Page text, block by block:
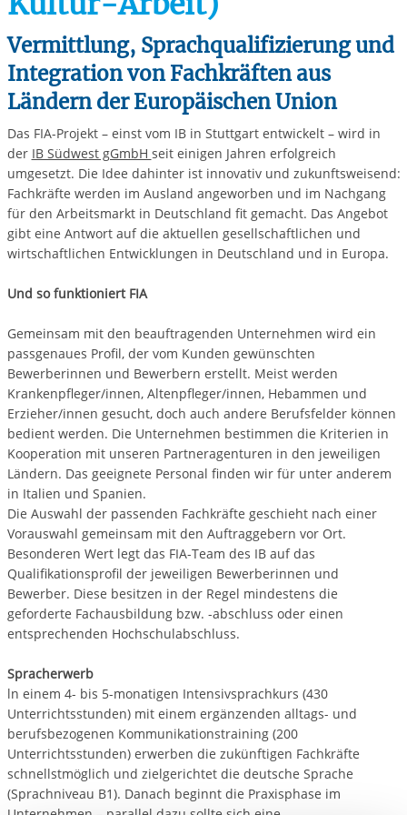
Vermittlung, Sprachqualifizierung und
Integration von Fachkräften aus
Ländern der Europäischen Union
Das FIA-Projekt – einst vom IB in Stuttgart entwickelt – wird in
der IB Südwest gGmbH seit einigen Jahren erfolgreich
umgesetzt. Die Idee dahinter ist innovativ und zukunftsweisend:
Fachkräfte werden im Ausland angeworben und im Nachgang
für den Arbeitsmarkt in Deutschland fit gemacht. Das Angebot
gibt eine Antwort auf die aktuellen gesellschaftlichen und
wirtschaftlichen Entwicklungen in Deutschland und in Europa.
Und so funktioniert FIA
Gemeinsam mit den beauftragenden Unternehmen wird ein
passgenaues Profil, der vom Kunden gewünschten
Bewerberinnen und Bewerbern erstellt. Meist werden
Krankenpfleger/innen, Altenpfleger/innen, Hebammen und
Erzieher/innen gesucht, doch auch andere Berufsfelder können
bedient werden. Die Unternehmen bestimmen die Kriterien in
Kooperation mit unseren Partneragenturen in den jeweiligen
Ländern. Das geeignete Personal finden wir für unter anderem
in Italien und Spanien.
Die Auswahl der passenden Fachkräfte geschieht nach einer
Vorauswahl gemeinsam mit den Auftraggebern vor Ort.
Besonderen Wert legt das FIA-Team des IB auf das
Qualifikationsprofil der jeweiligen Bewerberinnen und
Bewerber. Diese besitzen in der Regel mindestens die
geforderte Fachausbildung bzw. -abschluss oder einen
entsprechenden Hochschulabschluss.
Spracherwerb
ln einem 4- bis 5-monatigen Intensivsprachkurs (430
Unterrichtsstunden) mit einem ergänzenden alltags- und
berufsbezogenen Kommunikationstraining (200
Unterrichtsstunden) erwerben die zukünftigen Fachkräfte
schnellstmöglich und zielgerichtet die deutsche Sprache
(Sprachniveau B1). Danach beginnt die Praxisphase im